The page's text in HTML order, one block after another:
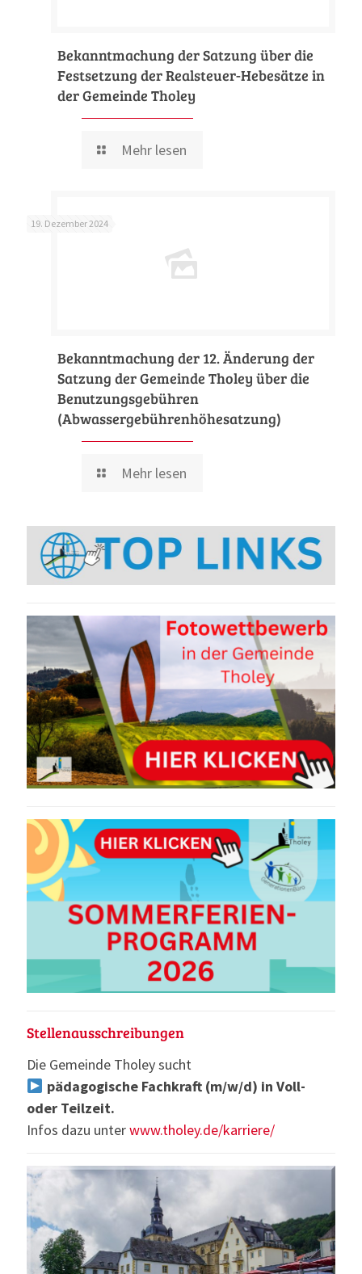
Bekanntmachung der Satzung über die
Festsetzung der Realsteuer-Hebesätze in
der Gemeinde Tholey
Mehr lesen
19. Dezember 2024
Bekanntmachung der 12. Änderung der
Satzung der Gemeinde Tholey über die
Benutzungsgebühren
(Abwassergebührenhöhesatzung)
Mehr lesen
Stellenausschreibungen
Die Gemeinde Tholey sucht
pädagogische Fachkraft (m/w/d) in Voll-
oder Teilzeit.
Infos dazu unterwww.tholey.de/karriere/